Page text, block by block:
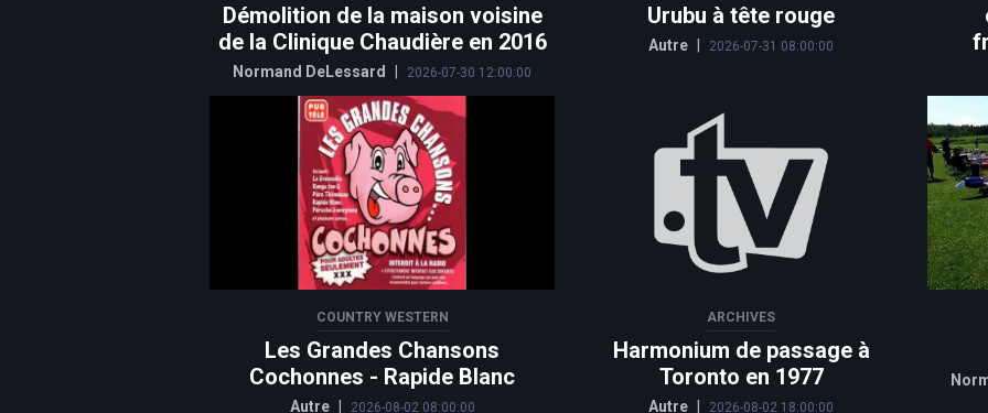
Démolition de la maison voisine
de la Clinique Chaudière en 2016
Normand DeLessard 2026-07-30 12:00:00
Urubu à tête rouge
Autre 2026-07-31 08:00:00
COUNTRY WESTERN
Les Grandes Chansons
Cochonnes - Rapide Blanc
Autre 2026-08-02 08:00:00
ARCHIVES
Harmonium de passage à
Toronto en 1977
Autre 2026-08-02 18:00:00